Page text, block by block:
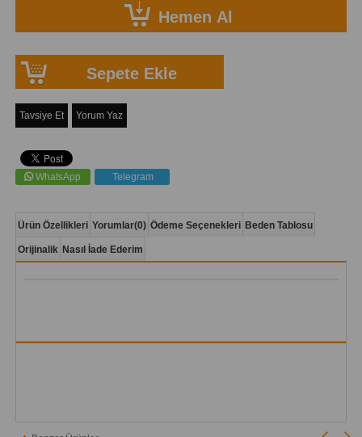
Tavsiye Et Yorum Yaz
WhatsApp Telegram
Ürün Özellikleri Yorumlar(0) Ödeme Seçenekleri Beden Tablosu
Orijinalik Nasıl İade Ederim